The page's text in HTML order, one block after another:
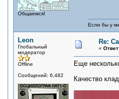
Общаемся!
Если бы у
Leon
Глобальный
модератор
Offline
Сообщений: 6,482
Re:
«
Еще
Качество